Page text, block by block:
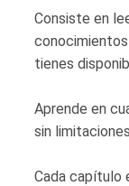
Consiste en
tienes
Aprende en
sin
Cada capítulo